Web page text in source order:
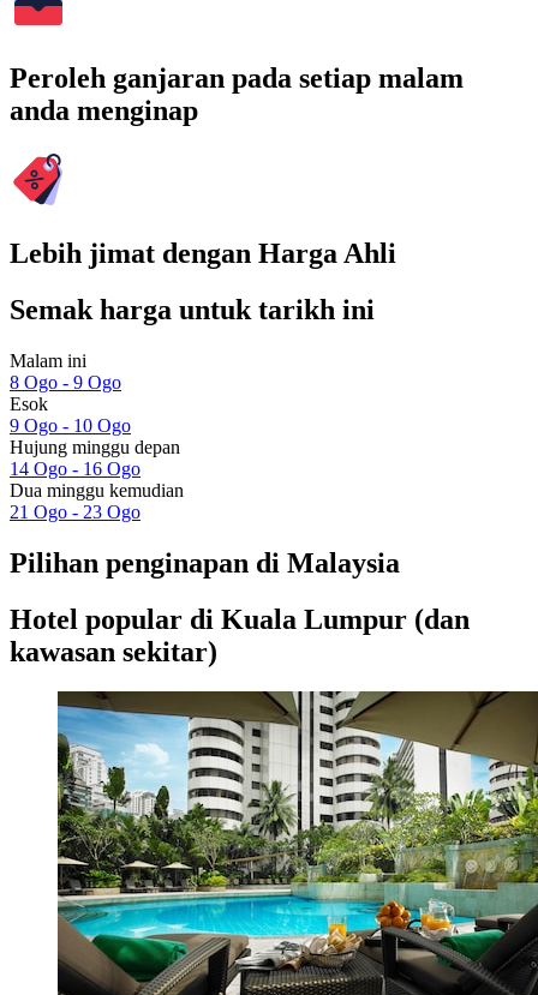
Peroleh ganjaran pada setiap malam
anda menginap
Lebih jimat dengan Harga Ahli
Semak harga untuk tarikh ini
Malam ini
8 Ogo - 9 Ogo
Esok
9 Ogo - 10 Ogo
Hujung minggu depan
14 Ogo - 16 Ogo
Dua minggu kemudian
21 Ogo - 23 Ogo
Pilihan penginapan di Malaysia
Hotel popular di Kuala Lumpur (dan
kawasan sekitar)